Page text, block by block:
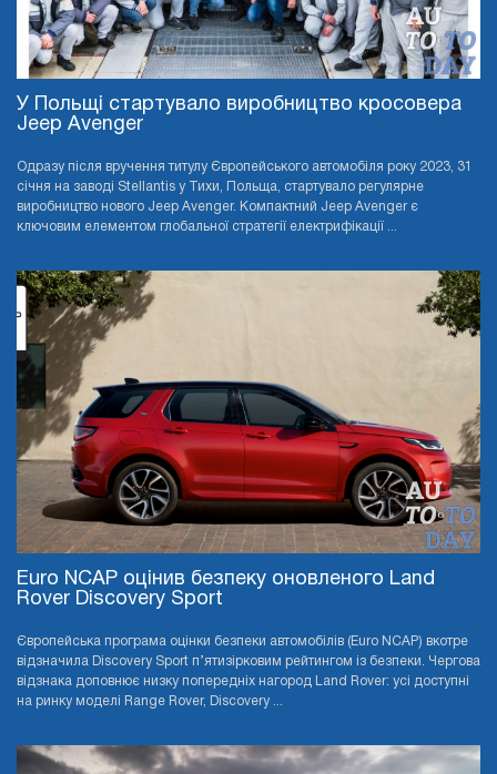
У Польщі стартувало виробництво кросовера
Jeep Avenger
Одразу після вручення титулу Європейського автомобіля року 2023, 31
січня на заводі Stellantis у Тихи, Польща, стартувало регулярне
виробництво нового Jeep Avenger. Компактний Jeep Avenger є
ключовим елементом глобальної стратегії електрифікації ...
Euro NCAP оцінив безпеку оновленого Land
Rover Discovery Sport
Європейська програма оцінки безпеки автомобілів (Euro NCAP) вкотре
відзначила Discovery Sport п’ятизірковим рейтингом із безпеки. Чергова
відзнака доповнює низку попередніх нагород Land Rover: усі доступні
на ринку моделі Range Rover, Discovery ...